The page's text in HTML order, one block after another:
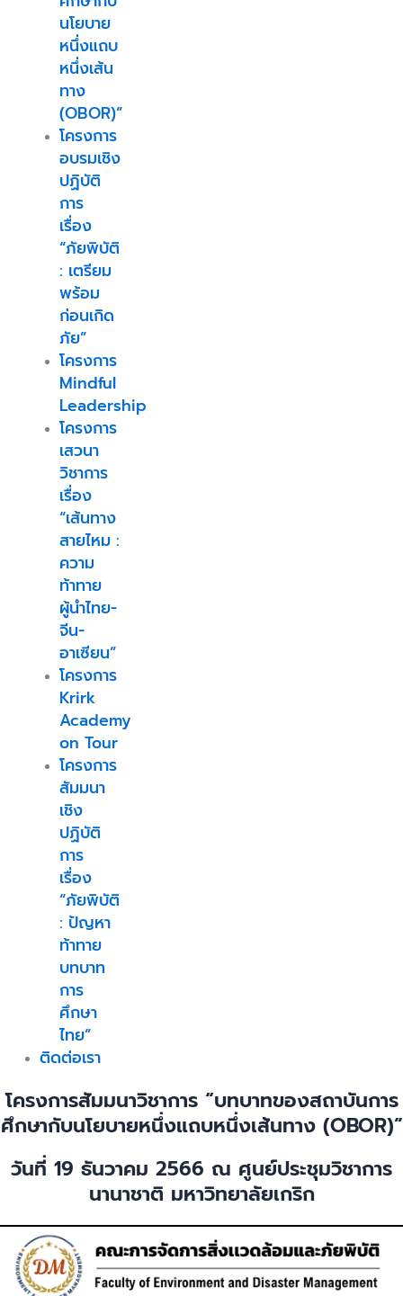
นโยบาย
หนึ่งแถบ
หนึ่งเส้น
ทาง
(OBOR)”
โครงการ
อบรมเชิง
ปฏิบัติ
การ
เรื่อง
“ภัยพิบัติ
: เตรียม
พร้อม
ก่อนเกิด
ภัย”
โครงการ
Mindful
Leadership
โครงการ
เสวนา
วิชาการ
เรื่อง
“เส้นทาง
สายไหม :
ความ
ท้าทาย
ผู้นำไทย-
จีน-
อาเซียน”
โครงการ
Krirk
Academy
on Tour
โครงการ
สัมมนา
เชิง
ปฏิบัติ
การ
เรื่อง
“ภัยพิบัติ
: ปัญหา
ท้าทาย
บทบาท
การ
ศึกษา
ไทย”
ติดต่อเรา
โครงการสัมมนาวิชาการ “บทบาทของสถาบันการ
ศึกษากับนโยบายหนึ่งแถบหนึ่งเส้นทาง (OBOR)”
วันที่ 19 ธันวาคม 2566 ณ ศูนย์ประชุมวิชาการ
นานาชาติ มหาวิทยาลัยเกริก